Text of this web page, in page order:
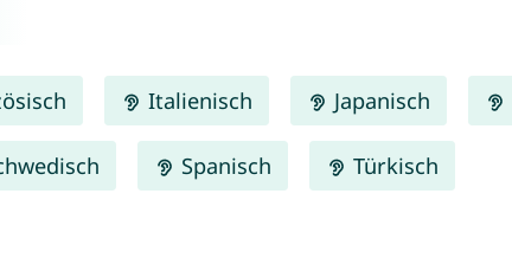
Italienisch Japanisch
Spanisch Türkisch